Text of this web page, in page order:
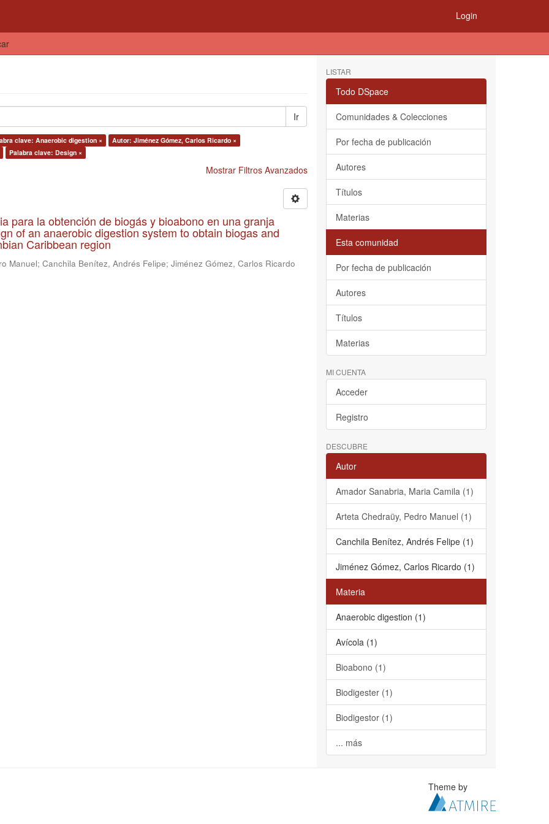
Login
Ir
clave: Anaerobic digestion ×
Autor: Jiménez Gómez, Carlos Ricardo ×
Palabra clave: Design ×
Mostrar Filtros Avanzados
para la obtención de biogás y bioabono en una granja
of an anaerobic digestion system to obtain biogas and
Caribbean region
Manuel; Canchila Benítez, Andrés Felipe; Jiménez Gómez, Carlos Ricardo
LISTAR
Todo DSpace
Comunidades & Colecciones
Por fecha de publicación
Autores
Títulos
Materias
Esta comunidad
Por fecha de publicación
Autores
Títulos
Materias
MI CUENTA
Acceder
Registro
DESCUBRE
Autor
Amador Sanabria, Maria Camila (1)
Arteta Chedraüy, Pedro Manuel (1)
Canchila Benítez, Andrés Felipe (1)
Jiménez Gómez, Carlos Ricardo (1)
Materia
Anaerobic digestion (1)
Avícola (1)
Bioabono (1)
Biodigester (1)
Biodigestor (1)
... más
Theme by